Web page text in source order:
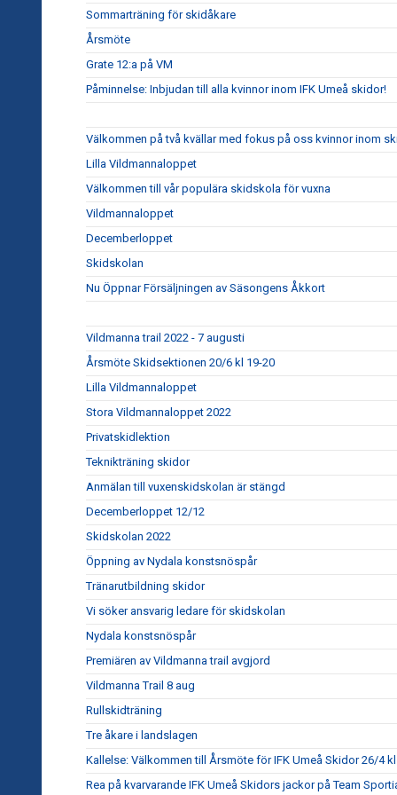
Sommarträning för skidåkare
Årsmöte
Grate 12:a på VM
Påminnelse: Inbjudan till alla kvinnor inom IFK Umeå skidor!
Välkommen på två kvällar med fokus på oss kvinnor inom
Lilla Vildmannaloppet
Välkommen till vår populära skidskola för vuxna
Vildmannaloppet
Decemberloppet
Skidskolan
Nu Öppnar Försäljningen av Säsongens Åkkort
Vildmanna trail 2022 - 7 augusti
Årsmöte Skidsektionen 20/6 kl 19-20
Lilla Vildmannaloppet
Stora Vildmannaloppet 2022
Privatskidlektion
Teknikträning skidor
Anmälan till vuxenskidskolan är stängd
Decemberloppet 12/12
Skidskolan 2022
Öppning av Nydala konstsnöspår
Tränarutbildning skidor
Vi söker ansvarig ledare för skidskolan
Nydala konstsnöspår
Premiären av Vildmanna trail avgjord
Vildmanna Trail 8 aug
Rullskidträning
Tre åkare i landslagen
Kallelse: Välkommen till Årsmöte för IFK Umeå Skidor 26/4
Rea på kvarvarande IFK Umeå Skidors jackor på Team